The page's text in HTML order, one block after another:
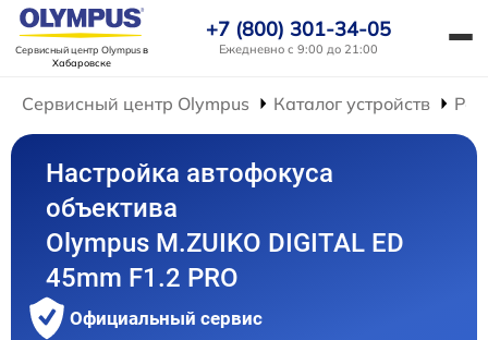
Сервисный центр Olympusв
Хабаровске
+7 (800) 301-34-05
Ежедневно с 9:00 до 21:00
Сервисный центр Olympus Каталог устройств
Настройка автофокуса
объектива
Olympus M.ZUIKO DIGITAL ED
45mm F1.2 PRO
Официальный сервис